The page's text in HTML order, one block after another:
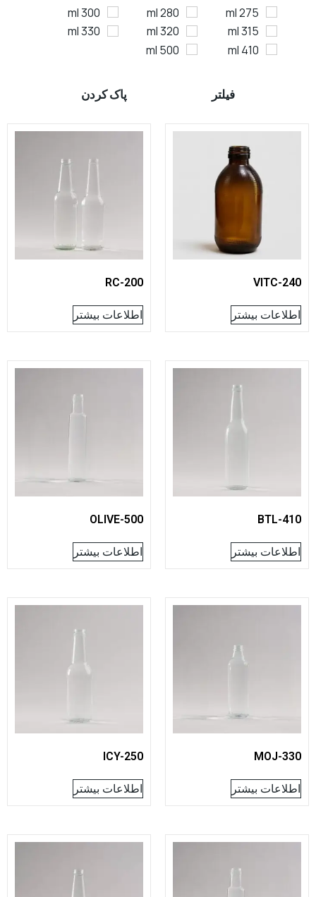
315 ml
320 ml
330 ml
410 ml
500 ml
پاک کردن
بیشتر
RC-200
اطلاعات بیشتر
بیشتر
OLIVE-500
اطلاعات بیشتر
بیشتر
ICY-250
اطلاعات بیشتر